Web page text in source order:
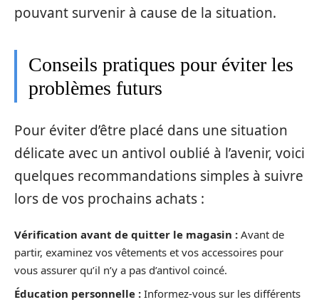
pouvant survenir à cause de la situation.
Conseils pratiques pour éviter les
problèmes futurs
Pour éviter d’être placé dans une situation
délicate avec un antivol oublié à l’avenir, voici
quelques recommandations simples à suivre
lors de vos prochains achats :
Vérification avant de quitter le magasin : Avant de
partir, examinez vos vêtements et vos accessoires pour
vous assurer qu’il n’y a pas d’antivol coincé.
Éducation personnelle : Informez-vous sur les différents